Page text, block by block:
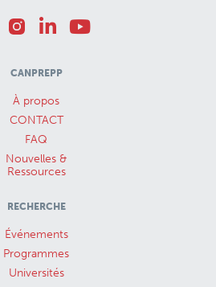
CANPREPP
À propos
CONTACT
FAQ
Nouvelles &
Ressources
RECHERCHE
Événements
Programmes
Universités